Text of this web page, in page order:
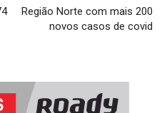
Região Norte com mais 200
novos casos de covid